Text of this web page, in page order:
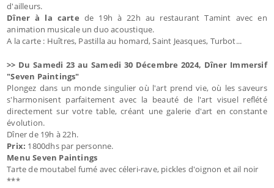
d'ailleurs.
Dîner à la carte de 19h à 22h au restaurant Tamint avec en
animation musicale un duo acoustique.
A la carte : Huîtres, Pastilla au homard, Saint Jeasques, Turbot...
>> Du Samedi 23 au Samedi 30 Décembre 2024, Dîner Immersif
"Seven Paintings"
Plongez dans un monde singulier où l'art prend vie, où les saveurs
s'harmonisent parfaitement avec la beauté de l'art visuel reflété
directement sur votre table, créant une galerie d'art en constante
évolution.
Dîner de 19h à 22h.
Prix: 1800dhs par personne.
Menu Seven Paintings
Tarte de moutabel fumé avec céleri-rave, pickles d'oignon et ail noir
***